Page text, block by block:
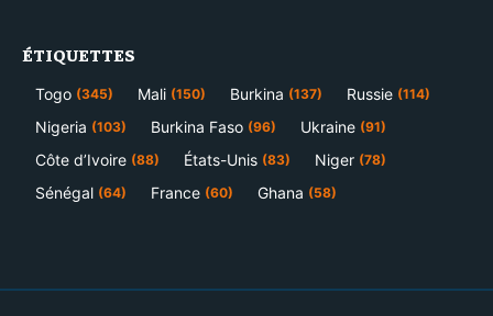
ÉTIQUETTES
Togo (345) Mali (150) Burkina (137) Russie (114)
Nigeria (103) Burkina Faso (96) Ukraine (91)
Côte d’Ivoire (88) États-Unis (83) Niger (78)
Sénégal (64) France (60) Ghana (58)